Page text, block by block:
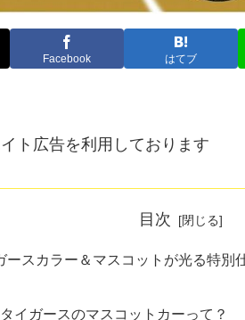
Facebook はてブ
ト広告を利用しております
目次
ースカラー＆マスコットが光る特
イガースのマスコットカーって？